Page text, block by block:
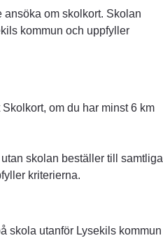
ansöka om skolkort. Skolan
kommun och uppfyller
om du har minst 6 km
skolan beställer till samtliga
kriterierna.
skola utanför Lysekils kommun